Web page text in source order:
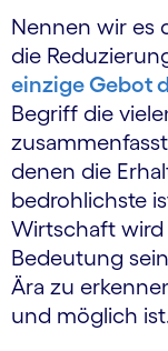
Nennen wir es
die
einzige Gebot
Begriff die
denen die
bedrohlichste
Wirtschaft
Bedeutung
Ära zu
und möglich